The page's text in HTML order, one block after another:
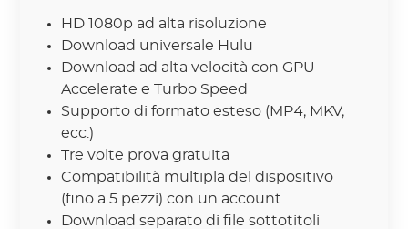
HD 1080p ad alta risoluzione
Download universale Hulu
Download ad alta velocità con GPU
Accelerate e Turbo Speed
Supporto di formato esteso (MP4, MKV,
ecc.)
Tre volte prova gratuita
Compatibilità multipla del dispositivo
(fino a 5 pezzi) con un account
Download separato di file sottotitoli